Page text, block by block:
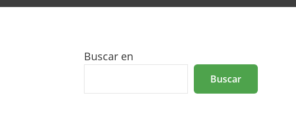
Buscar en
Buscar